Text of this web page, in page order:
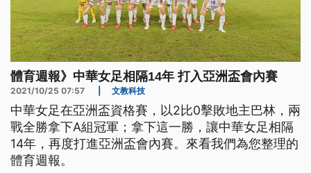
體育週報》中華女足相隔14年 打入亞洲盃會內賽
2021/10/25 07:57 文教科技
中華女足在亞洲盃資格賽，以2比0擊敗地主巴林，兩
戰全勝拿下A組冠軍；拿下這一勝，讓中華女足相隔
14年，再度打進亞洲盃會內賽。來看我們為您整理的
體育週報。